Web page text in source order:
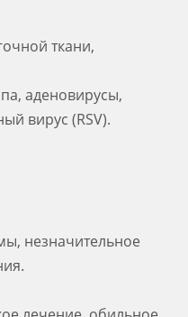
ткани,
аденовирусы,
вирус (RSV).
незначительное